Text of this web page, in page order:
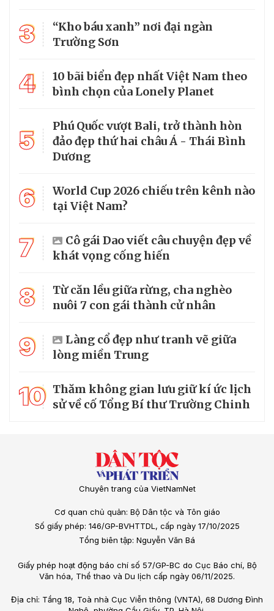
3
“Kho báu xanh” nơi đại ngàn
Trường Sơn
4
10 bãi biển đẹp nhất Việt Nam theo
bình chọn của Lonely Planet
5
Phú Quốc vượt Bali, trở thành hòn
đảo đẹp thứ hai châu Á - Thái Bình
Dương
6
World Cup 2026 chiếu trên kênh nào
tại Việt Nam?
7
Cô gái Dao viết câu chuyện đẹp về
khát vọng cống hiến
8
Từ căn lều giữa rừng, cha nghèo
nuôi 7 con gái thành cử nhân
9
Làng cổ đẹp như tranh vẽ giữa
lòng miền Trung
10 Thăm không gian lưu giữ kí ức lịch
sử về cố Tổng Bí thư Trường Chinh
Chuyên trang của VietNamNet
Cơ quan chủ quản: Bộ Dân tộc và Tôn giáo
Số giấy phép: 146/GP-BVHTTDL, cấp ngày 17/10/2025
Tổng biên tập: Nguyễn Văn Bá
Giấy phép hoạt động báo chí số 57/GP-BC do Cục Báo chí, Bộ
Văn hóa, Thể thao và Du lịch cấp ngày 06/11/2025.
Địa chỉ: Tầng 18, Toà nhà Cục Viễn thông (VNTA), 68 Dương Đình